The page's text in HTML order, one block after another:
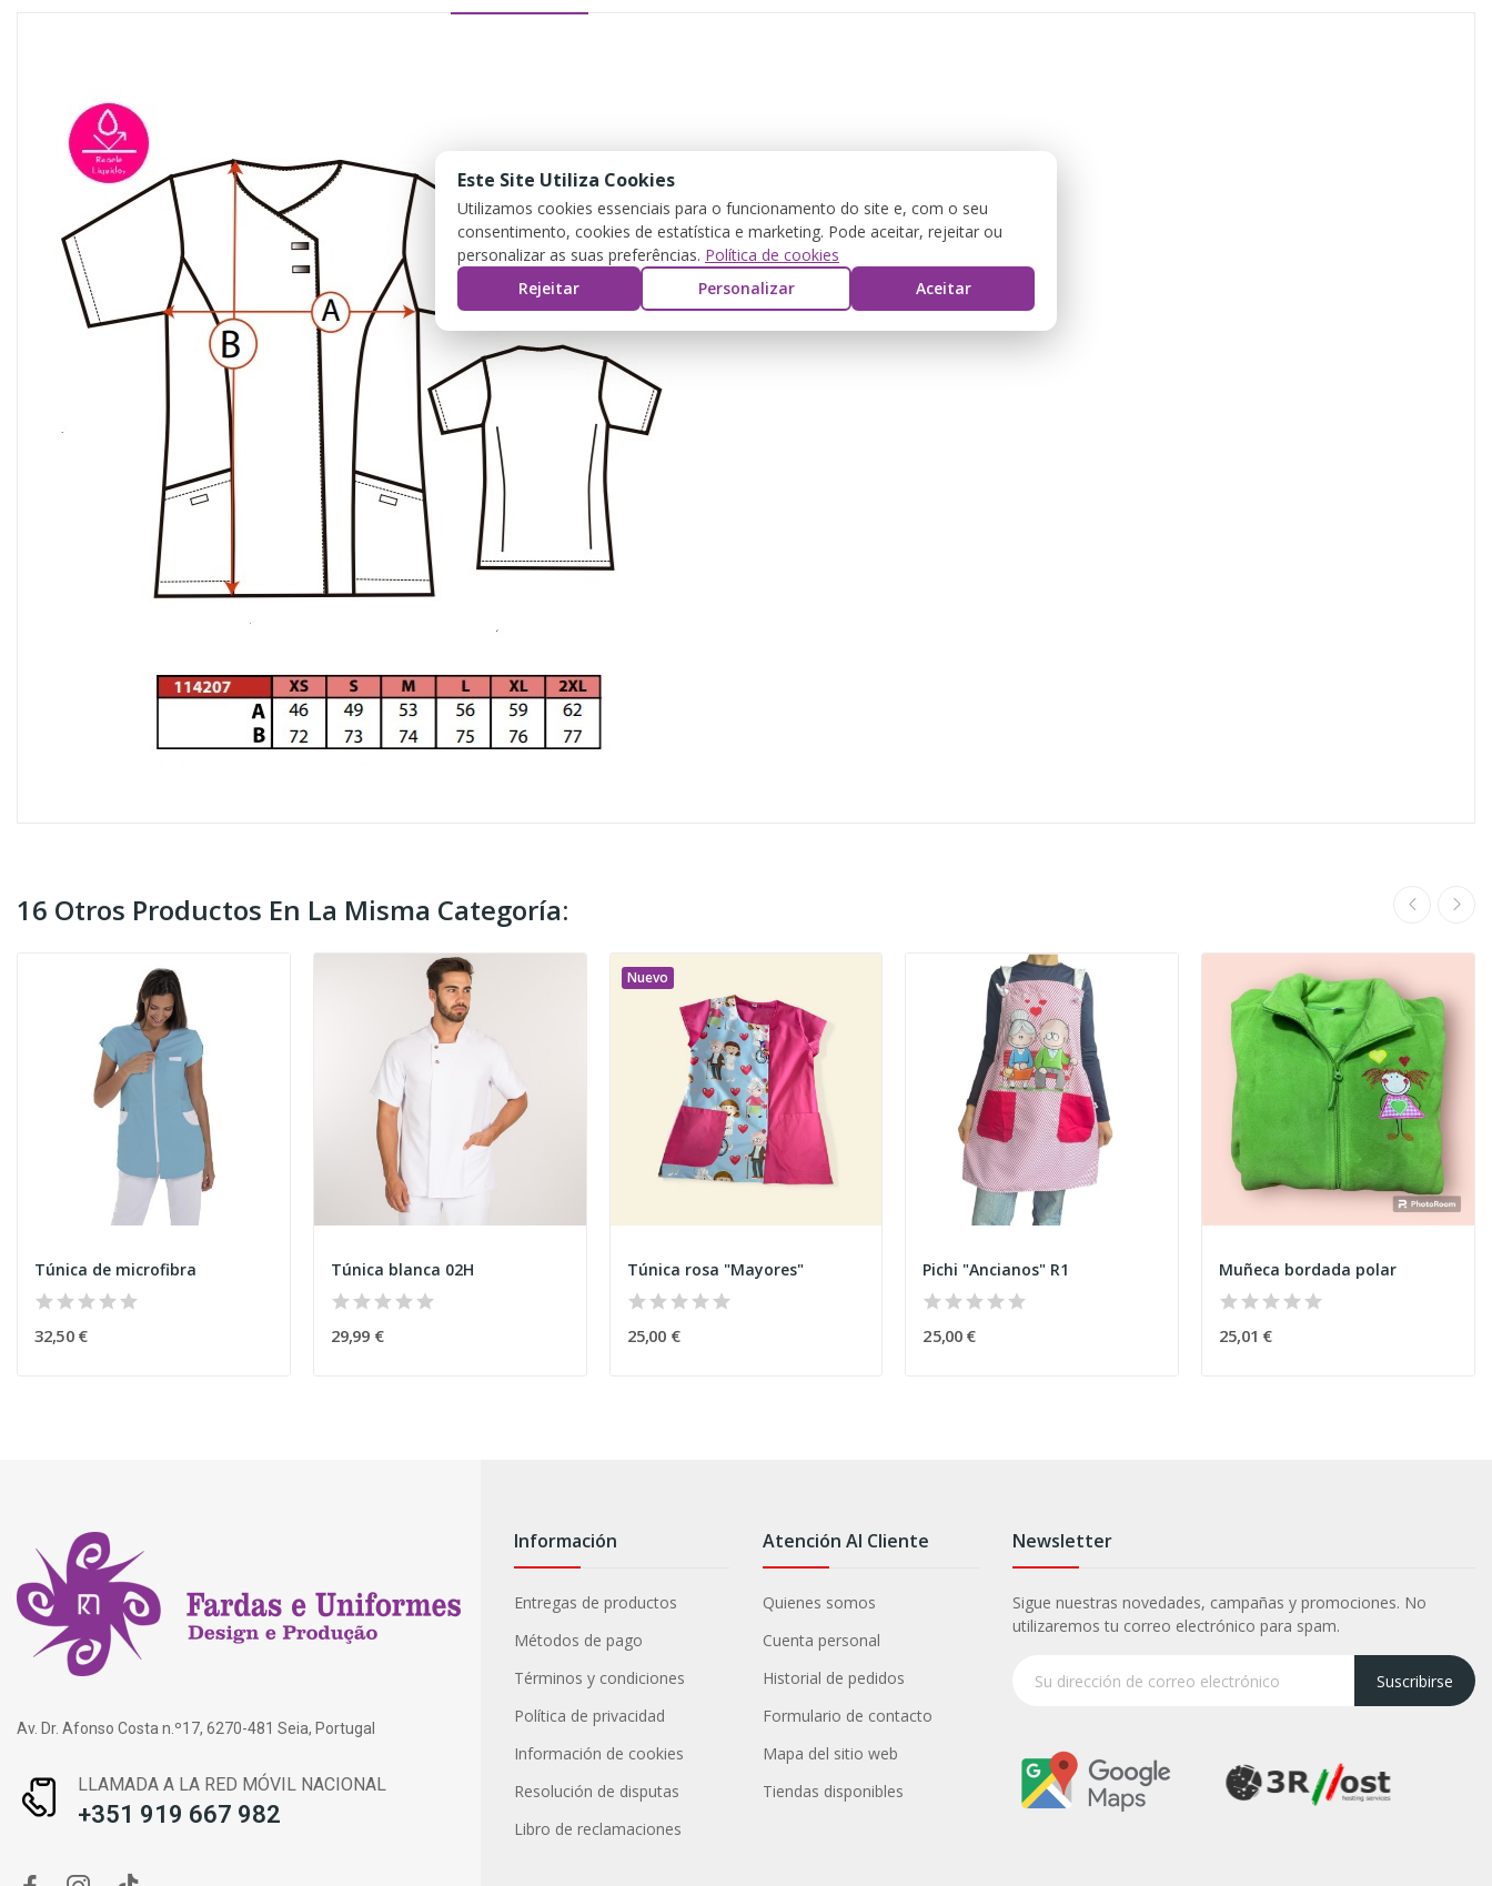
16 Otros Productos En La Misma Categoría:
Túnica de microfibra
32,50 €
Túnica blanca 02H
29,99 €
Nuevo
Túnica rosa "Mayores"
25,00 €
Pichi "Ancianos" R1
25,00 €
Muñeca bordada polar
25,01 €
Av. Dr. Afonso Costa n.º17, 6270-481 Seia, Portugal
LLAMADA A LA RED MÓVIL NACIONAL
+351 919 667 982
Información
Entregas de productos
Métodos de pago
Términos y condiciones
Política de privacidad
Información de cookies
Resolución de disputas
Libro de reclamaciones
Atención Al Cliente
Quienes somos
Cuenta personal
Historial de pedidos
Formulario de contacto
Mapa del sitio web
Tiendas disponibles
Newsletter
Sigue nuestras novedades, campañas y promociones. No
utilizaremos tu correo electrónico para spam.
Suscribirse
Este Site Utiliza Cookies
Utilizamos cookies essenciais para o funcionamento do site e, com o seu
consentimento, cookies de estatística e marketing. Pode aceitar, rejeitar ou
personalizar as suas preferências. Política de cookies
Rejeitar
Personalizar Aceitar